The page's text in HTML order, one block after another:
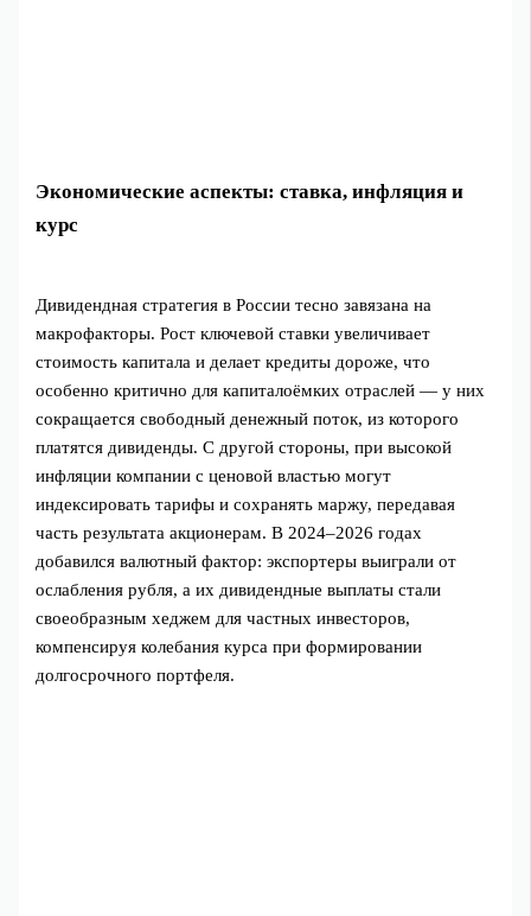
Экономические аспекты: ставка, инфляция и
курс
Дивидендная стратегия в России тесно завязана на
макрофакторы. Рост ключевой ставки увеличивает
стоимость капитала и делает кредиты дороже, что
особенно критично для капиталоёмких отраслей — у них
сокращается свободный денежный поток, из которого
платятся дивиденды. С другой стороны, при высокой
инфляции компании с ценовой властью могут
индексировать тарифы и сохранять маржу, передавая
часть результата акционерам. В 2024–2026 годах
добавился валютный фактор: экспортеры выиграли от
ослабления рубля, а их дивидендные выплаты стали
своеобразным хеджем для частных инвесторов,
компенсируя колебания курса при формировании
долгосрочного портфеля.